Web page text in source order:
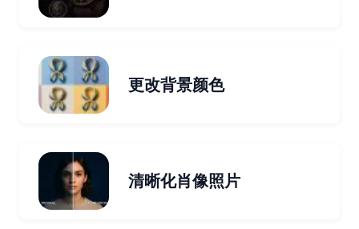
更改背景颜色
清晰化肖像照片